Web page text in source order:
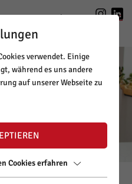
LOGIN|REGISTRIERUNG
verwendet. Einige
während es uns andere
auf unserer Webseite zu
Cookies erfahren